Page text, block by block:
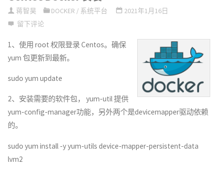
镜
像
很
的
蒋智昊 DOCKER / 系统平台
2021年1月16日
留下评论
1、使用 root 权限登录 Centos。确保
yum 包更新到最新。
sudo yum update
2、安装需要的软件包， yum-util 提供
yum-config-manager功能，另外两个是devicemapper驱动依赖
的。
sudo yum install -y yum-utils device-mapper-persistent-data
lvm2